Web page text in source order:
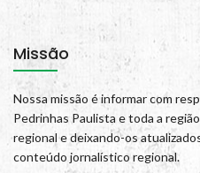
Missão
Nossa missão é informar com
Pedrinhas Paulista e toda a
regional e deixando-os
conteúdo jornalístico regional.